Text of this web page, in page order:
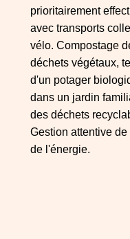
prioritairement
avec transports
vélo. Compostage
déchets végétaux,
d'un potager
dans un jardin
des déchets
Gestion attentive de
de l'énergie.